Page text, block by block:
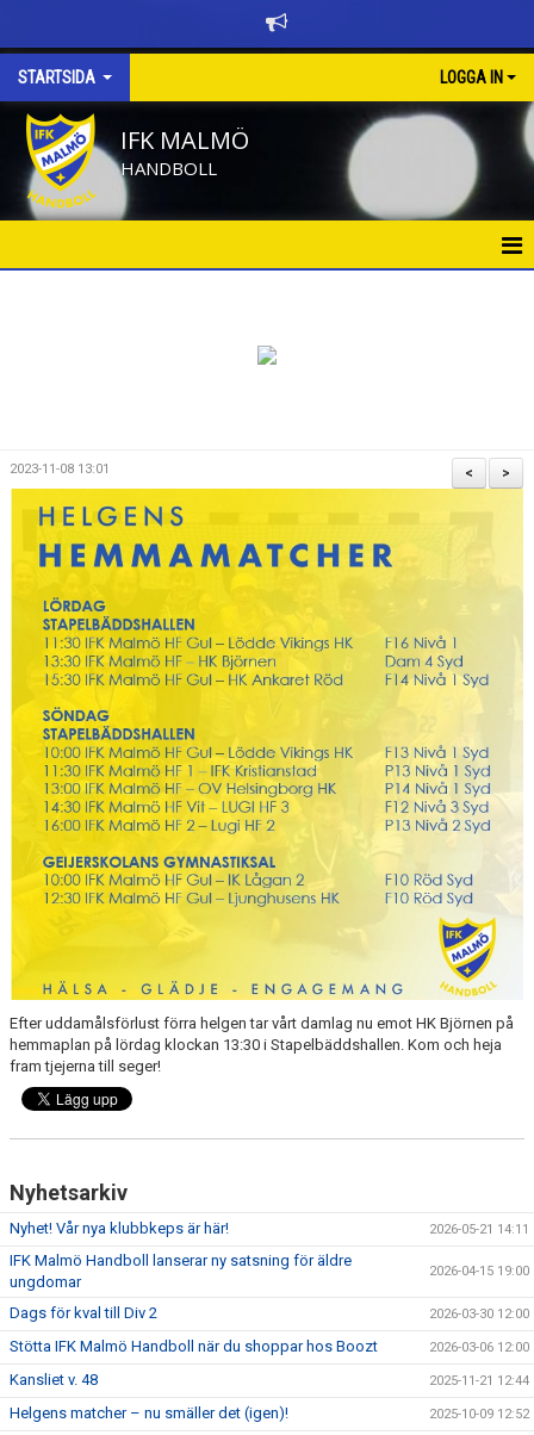
STARTSIDA LOGGA IN
IFK MALMÖ
HANDBOLL
NYHETSARKIV
BILDGALLERI
MATCHER
FÖRENINGEN
LÄNKAR
ÅRSHJUL
IDROTTSSKADA
PARTNERS & SPONSRING
KÖPA TRÄNINGSKORT NORDIC WELLNESS
>
<
2023-11-08 13:01
Efter uddamålsförlust förra helgen tar vårt damlag nu emot HK Björnen på
hemmaplan på lördag klockan 13:30 i Stapelbäddshallen. Kom och heja
fram tjejerna till seger!
Nyhetsarkiv
Nyhet! Vår nya klubbkeps är här! 2026-05-21 14:11
IFK Malmö Handboll lanserar ny satsning för äldre
ungdomar
2026-04-15 19:00
Dags för kval till Div 2 2026-03-30 12:00
Stötta IFK Malmö Handboll när du shoppar hos Boozt 2026-03-06 12:00
Kansliet v. 48 2025-11-21 12:44
Helgens matcher – nu smäller det (igen)! 2025-10-09 12:52